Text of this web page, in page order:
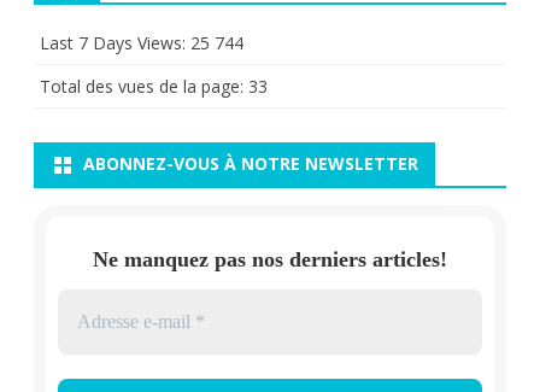
Last 7 Days Views: 25 744
Total des vues de la page: 33
ABONNEZ-VOUS À NOTRE NEWSLETTER
Ne manquez pas nos derniers articles!